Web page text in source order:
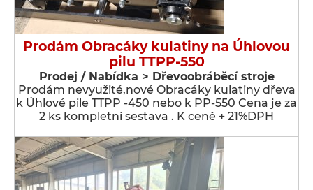
Prodám Obracáky kulatiny na Úhlovou
pilu TTPP-550
Prodej / Nabídka > Dřevoobráběcí stroje
Prodám nevyužité,nové Obracáky kulatiny dřeva
k Úhlové pile TTPP -450 nebo k PP-550 Cena je za
2 ks kompletní sestava . K ceně + 21%DPH